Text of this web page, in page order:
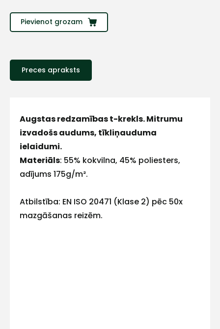
Pievienot grozam
Preces apraksts
Augstas redzamības t-krekls. Mitrumu
izvadošs audums, tīkliņauduma
ielaidumi.
Materiāls: 55% kokvilna, 45% poliesters,
adījums 175g/m².
Atbilstība: EN ISO 20471 (Klase 2) pēc 50x
mazgāšanas reizēm.
Kontakttālrunis